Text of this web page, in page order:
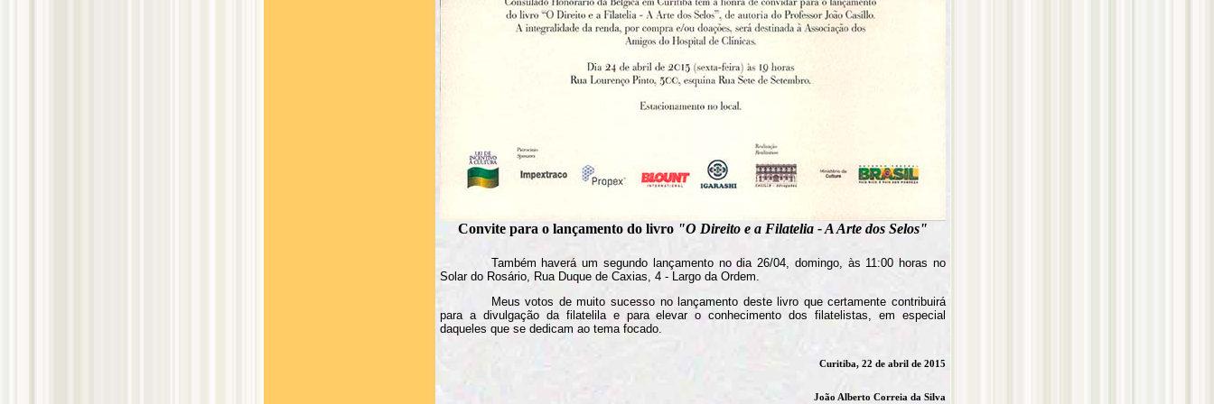
Convite para o lançamento do livro "O Direito e a Filatelia - A Arte dos Selos"
Também haverá um segundo lançamento no dia 26/04, domingo, às 11:00 horas no
Solar do Rosário, Rua Duque de Caxias, 4 - Largo da Ordem.
Meus votos de muito sucesso no lançamento deste livro que certamente contribuirá
para a divulgação da filatelila e para elevar o conhecimento dos filatelistas, em especial
daqueles que se dedicam ao tema focado.
Curitiba, 22 de abril de 2015
João Alberto Correia da Silva